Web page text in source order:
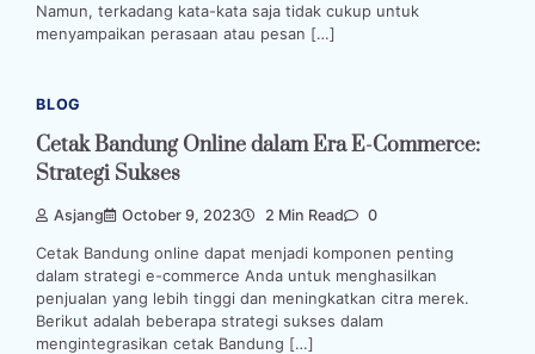
Namun, terkadang kata-kata saja tidak cukup untuk
menyampaikan perasaan atau pesan […]
BLOG
Cetak Bandung Online dalam Era E-Commerce:
Strategi Sukses
Asjang October 9, 2023 2 Min Read 0
Cetak Bandung online dapat menjadi komponen penting
dalam strategi e-commerce Anda untuk menghasilkan
penjualan yang lebih tinggi dan meningkatkan citra merek.
Berikut adalah beberapa strategi sukses dalam
mengintegrasikan cetak Bandung […]